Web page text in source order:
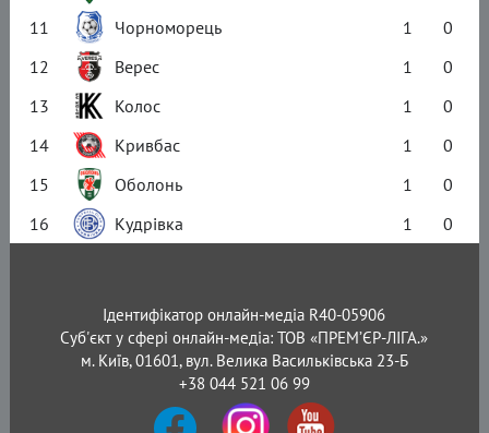
11
Чорноморець 1
0
12
Верес 1
0
13
Колос 1
0
14
Кривбас 1
0
15
Оболонь 1
0
16
Кудрівка 1 0
Ідентифікатор онлайн-медіа R40-05906
Суб'єкт у сфері онлайн-медіа: ТОВ «ПРЕМ’ЄР-ЛІГА.»
м. Київ, 01601, вул. Велика Васильківська 23-Б
+38 044 521 06 99